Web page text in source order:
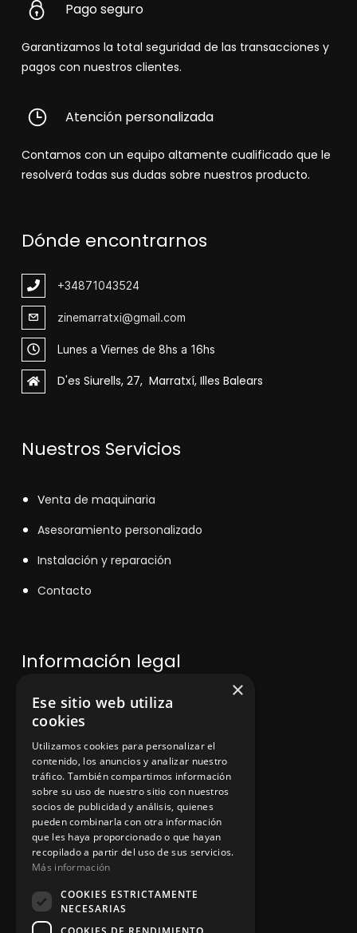
Pago seguro
Garantizamos la total seguridad de las transacciones y
pagos con nuestros clientes.
Atención personalizada
Contamos con un equipo altamente cualificado que le
resolverá todas sus dudas sobre nuestros producto.
Dónde encontrarnos
+34871043524
zinemarratxi@gmail.com
Lunes a Viernes de 8hs a 16hs
D'es Siurells, 27, Marratxí, Illes Balears
Nuestros Servicios
Venta de maquinaria
Asesoramiento personalizado
Instalación y reparación
Contacto
Información legal
Política de privacidad
Aviso legal
App Zine Hostelería
×
Ese sitio web utiliza
cookies
Utilizamos cookies para personalizar el
contenido, los anuncios y analizar nuestro
tráfico. También compartimos información
sobre su uso de nuestro sitio con nuestros
socios de publicidad y análisis, quienes
pueden combinarla con otra información
que les haya proporcionado o que hayan
recopilado a partir del uso de sus servicios.
Más información
COOKIES ESTRICTAMENTE
NECESARIAS